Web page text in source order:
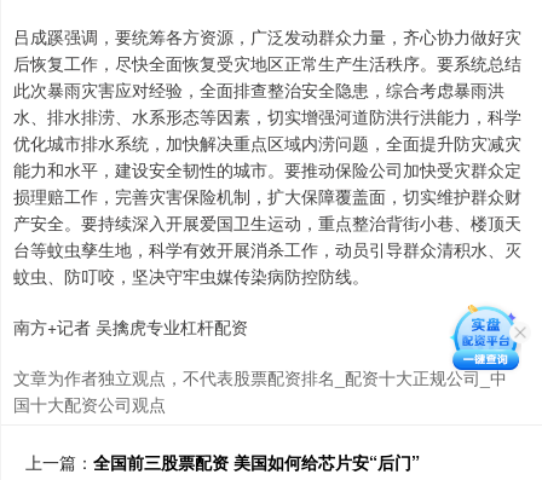
吕成蹊强调，要统筹各方资源，广泛发动群众力量，齐心协力做好灾
后恢复工作，尽快全面恢复受灾地区正常生产生活秩序。要系统总结
此次暴雨灾害应对经验，全面排查整治安全隐患，综合考虑暴雨洪
水、排水排涝、水系形态等因素，切实增强河道防洪行洪能力，科学
优化城市排水系统，加快解决重点区域内涝问题，全面提升防灾减灾
能力和水平，建设安全韧性的城市。要推动保险公司加快受灾群众定
损理赔工作，完善灾害保险机制，扩大保障覆盖面，切实维护群众财
产安全。要持续深入开展爱国卫生运动，重点整治背街小巷、楼顶天
台等蚊虫孳生地，科学有效开展消杀工作，动员引导群众清积水、灭
蚊虫、防叮咬，坚决守牢虫媒传染病防控防线。
南方+记者 吴擒虎专业杠杆配资
文章为作者独立观点，不代表股票配资排名_配资十大正规公司_中
国十大配资公司观点
上一篇： 全国前三股票配资 美国如何给芯片安“后门”